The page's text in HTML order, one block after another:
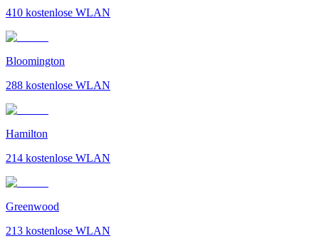
410 kostenlose WLAN
Bloomington
288 kostenlose WLAN
Hamilton
214 kostenlose WLAN
Greenwood
213 kostenlose WLAN